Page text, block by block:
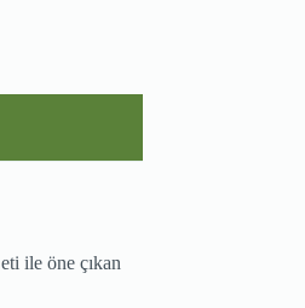
ile öne çıkan